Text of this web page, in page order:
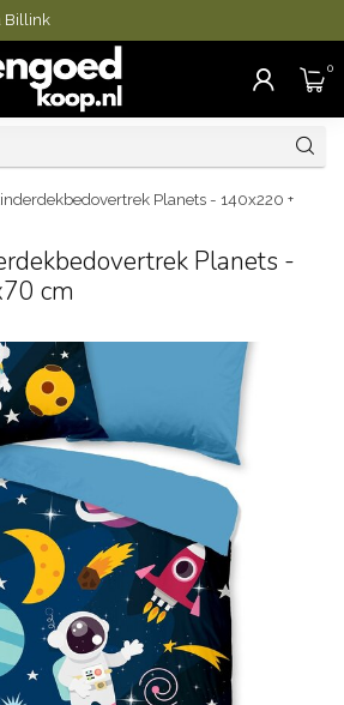
Billink
0
Planets - 140x220 +
Planets -
cm